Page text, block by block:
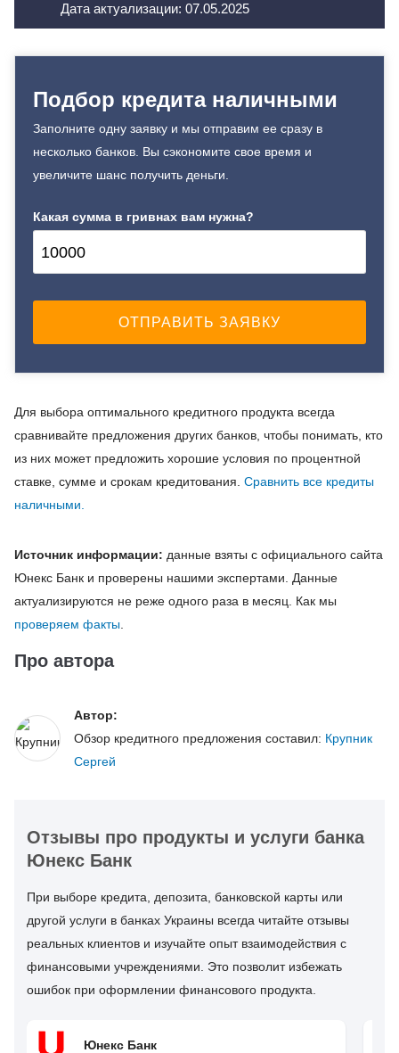
Дата актуализации: 07.05.2025
Подбор кредита наличными
Заполните одну заявку и мы отправим ее сразу в
несколько банков. Вы сэкономите свое время и
увеличите шанс получить деньги.
Какая сумма в гривнах вам нужна?
Для выбора оптимального кредитного продукта всегда
сравнивайте предложения других банков, чтобы понимать, кто
из них может предложить хорошие условия по процентной
ставке, сумме и срокам кредитования. Сравнить все кредиты
наличными.
Источник информации: данные взяты с официального сайта
Юнекс Банк и проверены нашими экспертами. Данные
актуализируются не реже одного раза в месяц. Как мы
проверяем факты
Про автора
Автор:
Обзор кредитного предложения составил: Крупник
Сергей
Отзывы про продукты и услуги банка
Юнекс Банк
При выборе кредита, депозита, банковской карты или
другой услуги в банках Украины всегда читайте отзывы
реальных клиентов и изучайте опыт взаимодействия с
финансовыми учреждениями. Это позволит избежать
ошибок при оформлении финансового продукта.
Юнекс Банк